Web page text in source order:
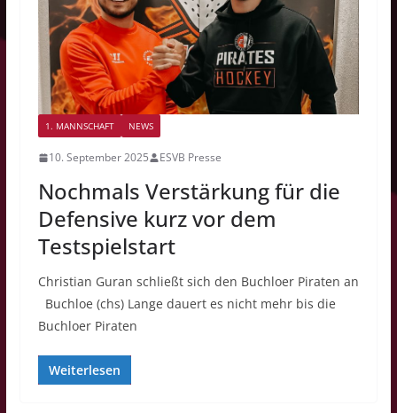
1. MANNSCHAFT NEWS
10. September 2025 ESVB Presse
Nochmals Verstärkung für die
Defensive kurz vor dem
Testspielstart
Christian Guran schließt sich den Buchloer Piraten an
Buchloe (chs) Lange dauert es nicht mehr bis die
Buchloer Piraten
Weiterlesen